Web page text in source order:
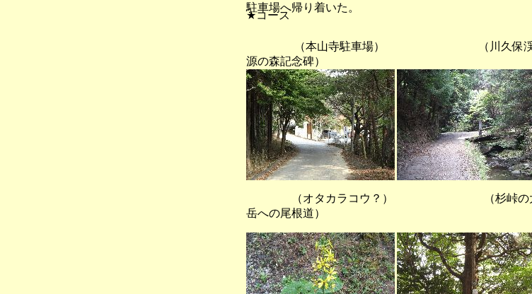
★コース
駐車場へ帰り着いた。
（本山寺駐車場） （川久保渓谷出
源の森記念碑）
（オタカラコウ？） （杉峠
岳への尾根道）